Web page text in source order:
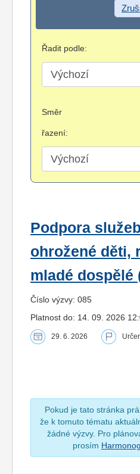
Řadit podle:
Směr
řazení:
Podpora
ohrožené děti,
mladé dospělé
Číslo výzvy: 085
Platnost do: 14. 09. 2026
29. 6. 2026
Pokud je tato stránka
že k tomuto tématu
žádné výzvy. Pro
prosím